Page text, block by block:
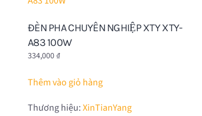
ĐÈN PHA CHUYÊN NGHIỆP XTY XTY-
A83 100W
334,000 ₫
Thêm vào giỏ hàng
Thương hiệu:XinTianYang